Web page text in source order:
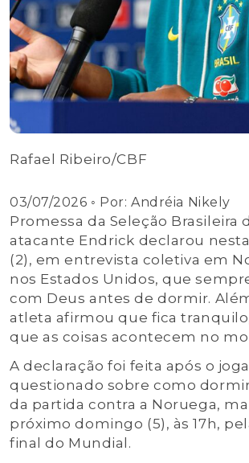
Rafael Ribeiro/CBF
03/07/2026 ◦ Por:Andréia Nikely
Promessa da Seleção Brasileira
atacante Endrick declarou
(2), em entrevista coletiva em
nos Estados Unidos, que
com Deus antes de dormir.
atleta afirmou que fica
que as coisas acontecem no
A declaração foi feita após o
questionado sobre como
da partida contra a Noruega,
próximo domingo (5), às 17h,
final do Mundial.